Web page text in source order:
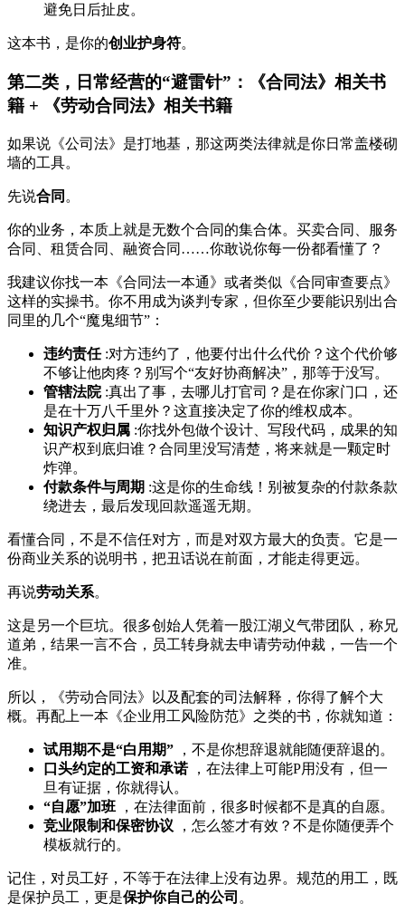
避免日后扯皮。
这本书，是你的创业护身符。
第二类，日常经营的“避雷针”：《合同法》相关书
籍 + 《劳动合同法》相关书籍
如果说《公司法》是打地基，那这两类法律就是你日常盖楼砌
墙的工具。
先说合同 。
你的业务，本质上就是无数个合同的集合体。买卖合同、服务
合同、租赁合同、融资合同……你敢说你每一份都看懂了？
我建议你找一本《合同法一本通》或者类似《合同审查要点》
这样的实操书。你不用成为谈判专家，但你至少要能识别出合
同里的几个“魔鬼细节”：
违约责任 :对方违约了，他要付出什么代价？这个代价够
不够让他肉疼？别写个“友好协商解决”，那等于没写。
管辖法院 :真出了事，去哪儿打官司？是在你家门口，还
是在十万八千里外？这直接决定了你的维权成本。
知识产权归属 :你找外包做个设计、写段代码，成果的知
识产权到底归谁？合同里没写清楚，将来就是一颗定时
炸弹。
付款条件与周期 :这是你的生命线！别被复杂的付款条款
绕进去，最后发现回款遥遥无期。
看懂合同，不是不信任对方，而是对双方最大的负责。它是一
份商业关系的说明书，把丑话说在前面，才能走得更远。
再说劳动关系。
这是另一个巨坑。很多创始人凭着一股江湖义气带团队，称兄
道弟，结果一言不合，员工转身就去申请劳动仲裁，一告一个
准。
所以，《劳动合同法》以及配套的司法解释，你得了解个大
概。再配上一本《企业用工风险防范》之类的书，你就知道：
试用期不是“白用期”
，不是你想辞退就能随便辞退的。
口头约定的工资和承诺 ，在法律上可能P用没有，但一
旦有证据，你就得认。
“自愿”加班
，在法律面前，很多时候都不是真的自愿。
竞业限制和保密协议
，怎么签才有效？不是你随便弄个
模板就行的。
记住，对员工好，不等于在法律上没有边界。规范的用工，既
是保护员工，更是保护你自己的公司 。